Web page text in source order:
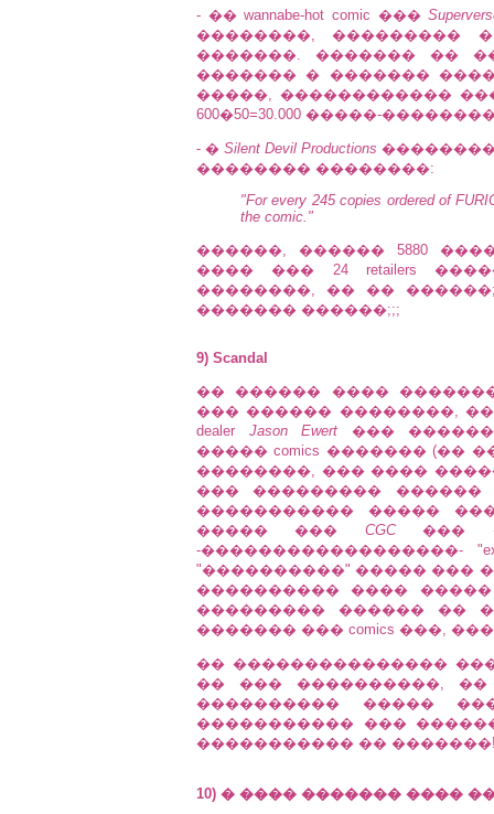
- �� wannabe-hot comic ���
��������, ���������
�������. ������� ��
������� � �������
�����, ������������ ���
600�50=30.000 �����-
- � Silent Devil Productions
�������� ��������:
"For every 245 copies ordered of
the comic."
������, ������ 5880
���� ��� 24 retailers
��������, �� ��
������� ������;;;
9) Scandal
�� ������ ����
��� ������ ��������,
dealer Jason Ewert ���
����� comics �������
��������, ��� ����
��� ���������
����������� �����
����� ��� CGC���
-������������������-
"����������" ����� ���
���������� ����
��������� ������ ��
������� ��� comics ���,
�� ���������������
�� ��� ����������,
���������� �����
����������� ���
����������� ��
10) � ���� ������� ����